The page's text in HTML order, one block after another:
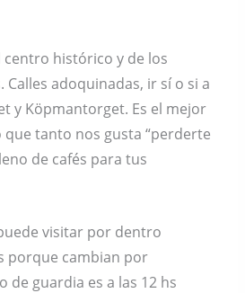
centro histórico y de los
Calles adoquinadas, ir sí o si a
y Köpmantorget. Es el mejor
tanto nos gusta “perderte
de cafés para tus
visitar por dentro
porque cambian por
de guardia es a las 12 hs